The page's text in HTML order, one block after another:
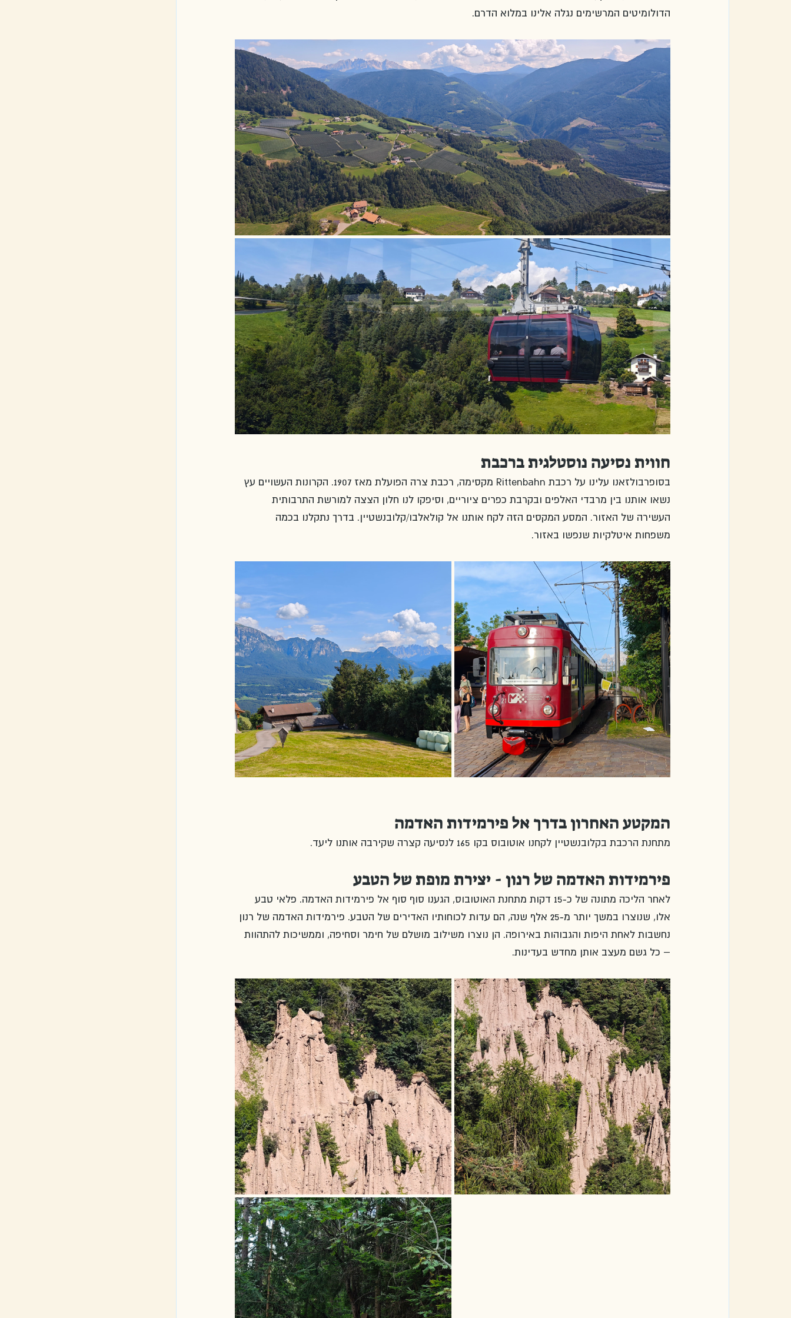
הדולומיטים המרשימים נגלה אלינו במלוא הדרם.
חווית נסיעה נוסטלגית ברכבת
בסופרבולזאנו עלינו על רכבת Rittenbahn מקסימה, רכבת צרה הפועלת מאז 1907. הקרונות העשויים עץ
נשאו אותנו בין מרבדי האלפים ובקרבת כפרים ציוריים, וסיפקו לנו חלון הצצה למורשת התרבותית
העשירה של האזור. המסע המקסים הזה לקח אותנו אל קולאלבו/קלובנשטיין. בדרך נתקלנו בכמה
משפחות איטלקיות שנפשו באזור.
המקטע האחרון בדרך אל פירמידות האדמה
מתחנת הרכבת בקלובנשטיין לקחנו אוטובוס בקו 165 לנסיעה קצרה שקירבה אותנו ליעד.
פירמידות האדמה של רנון - יצירת מופת של הטבע
לאחר הליכה מתונה של כ‑15 דקות מתחנת האוטובוס, הגענו סוף סוף אל פירמידות האדמה. פלאי טבע
אלו, שנוצרו במשך יותר מ‑25 אלף שנה, הם עדות לכוחותיו האדירים של הטבע. פירמידות האדמה של רנון
נחשבות לאחת היפות והגבוהות באירופה. הן נוצרו משילוב מושלם של חימר וסחיפה, וממשיכות להתהוות
– כל גשם מעצב אותן מחדש בעדינות.